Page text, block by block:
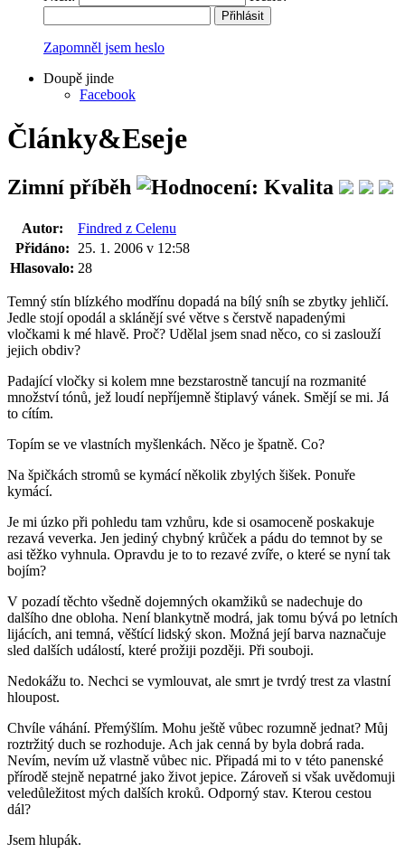
Zapomněl jsem heslo
Doupě jinde
Facebook
Články&Eseje
Zimní příběh
Autor:
Findred z Celenu
Přidáno:
25. 1. 2006 v 12:58
Hlasovalo: 28
Temný stín blízkého modřínu dopadá na bílý sníh se zbytky jehličí.
Jedle stojí opodál a sklánějí své větve s čerstvě napadenými
vločkami k mé hlavě. Proč? Udělal jsem snad něco, co si zaslouží
jejich obdiv?
Padající vločky si kolem mne bezstarostně tancují na rozmanité
množství tónů, jež loudí nepříjemně štiplavý vánek. Smějí se mi. Já
to cítím.
Topím se ve vlastních myšlenkách. Něco je špatně. Co?
Na špičkách stromů se kymácí několik zbylých šišek. Ponuře
kymácí.
Je mi úzko při pohledu tam vzhůru, kde si osamoceně poskakuje
rezavá veverka. Jen jediný chybný krůček a pádu do temnot by se
asi těžko vyhnula. Opravdu je to to rezavé zvíře, o které se nyní tak
bojím?
V pozadí těchto všedně dojemných okamžiků se nadechuje do
dalšího dne obloha. Není blankytně modrá, jak tomu bývá po letních
lijácích, ani temná, věštící lidský skon. Možná její barva naznačuje
sled dalších událostí, které prožiji později. Při souboji.
Nedokážu to. Nechci se vymlouvat, ale smrt je tvrdý trest za vlastní
hloupost.
Chvíle váhání. Přemýšlím. Mohu ještě vůbec rozumně jednat? Můj
roztržitý duch se rozhoduje. Ach jak cenná by byla dobrá rada.
Nevím, nevím už vlastně vůbec nic. Připadá mi to v této panenské
přírodě stejně nepatrné jako život jepice. Zároveň si však uvědomuji
veledůležitost mých dalších kroků. Odporný stav. Kterou cestou
dál?
Jsem hlupák.